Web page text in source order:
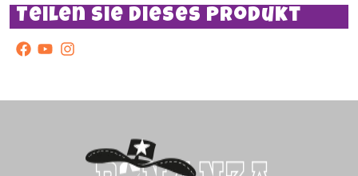
Teilen Sie dieses Produkt
facebook
Youtube
Instagram